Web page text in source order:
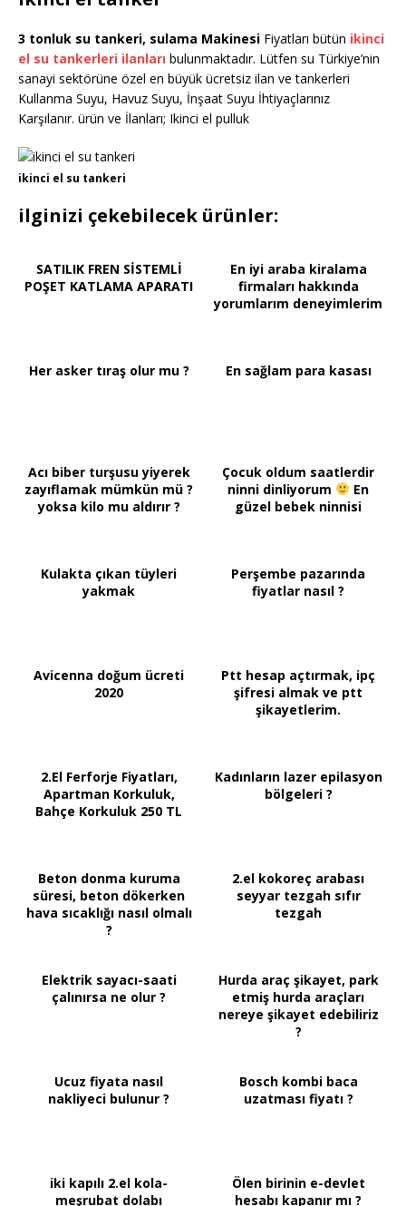
3 tonluk su tankeri, sulama Makinesi Fiyatları bütün ikinci
el su tankerleri ilanları bulunmaktadır. Lütfen su Türkiye’nin
sanayi sektörüne özel en büyük ücretsiz ilan ve tankerleri
Kullanma Suyu, Havuz Suyu, İnşaat Suyu İhtiyaçlarınız
Karşılanır. ürün ve İlanları; Ikinci el pulluk
ikinci el su tankeri
ilginizi çekebilecek ürünler:
SATILIK FREN SİSTEMLİ
POŞET KATLAMA APARATI
En iyi araba kiralama
firmaları hakkında
yorumlarım deneyimlerim
Her asker tıraş olur mu ? En sağlam para kasası
Acı biber turşusu yiyerek
zayıflamak mümkün mü ?
yoksa kilo mu aldırır ?
Çocuk oldum saatlerdir
ninni dinliyorum
En
güzel bebek ninnisi
Kulakta çıkan tüyleri
yakmak
Perşembe pazarında
fiyatlar nasıl ?
Avicenna doğum ücreti
2020
Ptt hesap açtırmak, ipç
şifresi almak ve ptt
şikayetlerim.
2.El Ferforje Fiyatları,
Apartman Korkuluk,
Bahçe Korkuluk 250 TL
Kadınların lazer epilasyon
bölgeleri ?
Beton donma kuruma
süresi, beton dökerken
hava sıcaklığı nasıl olmalı
?
2.el kokoreç arabası
seyyar tezgah sıfır
tezgah
Elektrik sayacı-saati
çalınırsa ne olur ?
Hurda araç şikayet, park
etmiş hurda araçları
nereye şikayet edebiliriz
?
Ucuz fiyata nasıl
nakliyeci bulunur ?
Bosch kombi baca
uzatması fiyatı ?
iki kapılı 2.el kola-
meşrubat dolabı
Ölen birinin e-devlet
hesabı kapanır mı ?